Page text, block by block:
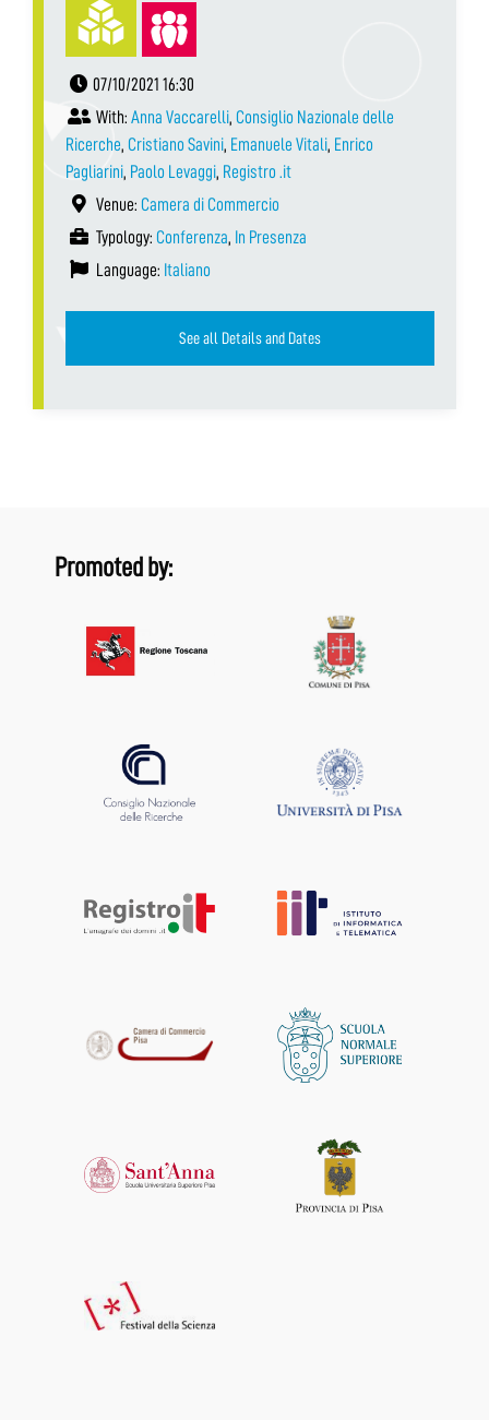
07/10/2021 16:30
With: Anna Vaccarelli, Consiglio Nazionale delle
Ricerche, Cristiano Savini, Emanuele Vitali, Enrico
Pagliarini, Paolo Levaggi, Registro .it
Venue: Camera di Commercio
Typology: Conferenza, In Presenza
Language: Italiano
See all Details and Dates
Promoted by: